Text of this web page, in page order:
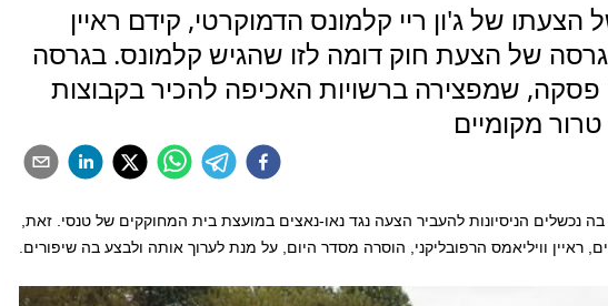
של ג'ון ריי קלמונס הדמוקרטי, קידם ראיין
גרסה של הצעת חוק דומה לזו שהגיש קלמונס. בגרסה
שמפצירה ברשויות האכיפה להכיר בקבוצות
מקומיים
נכשלים הניסיונות להעביר הצעה נגד נאו-נאצים במועצת בית המחוקקים של טנסי. זאת,
וויליאמס הרפובליקני, הוסרה מסדר היום, על מנת לערוך אותה ולבצע בה שיפורים.